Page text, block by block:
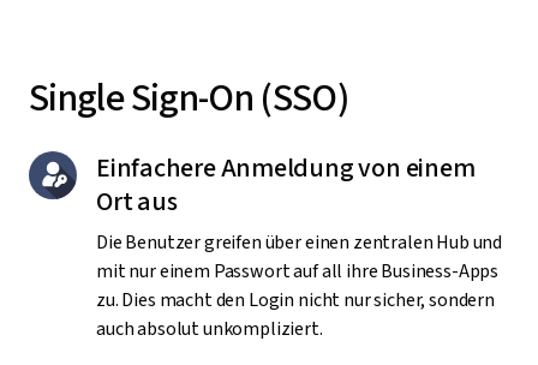
Single Sign-On (SSO)
Einfachere Anmeldung von einem
Ort aus
Die Benutzer greifen über einen zentralen Hub und
mit nur einem Passwort auf all ihre Business-Apps
zu. Dies macht den Login nicht nur sicher, sondern
auch absolut unkompliziert.